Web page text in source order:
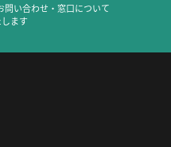
問い合わせ・窓口について
ます